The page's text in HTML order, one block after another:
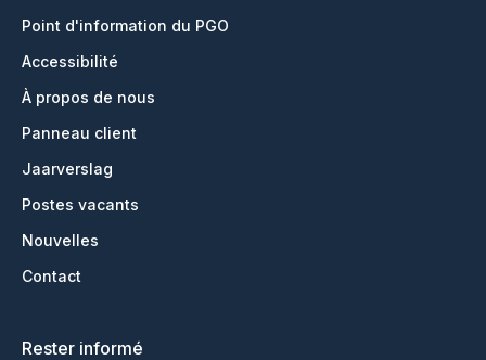
Point d'information du PGO
Accessibilité
À propos de nous
Panneau client
Jaarverslag
Postes vacants
Nouvelles
Contact
Rester informé